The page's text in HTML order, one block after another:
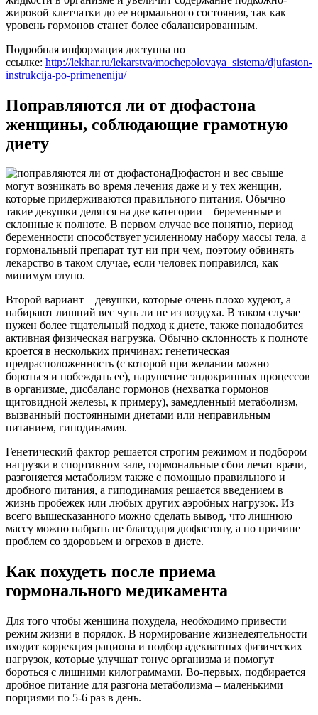
жировой клетчатки до ее нормального состояния, так как
уровень гормонов станет более сбалансированным.
Подробная информация доступна по
ссылке: http://lekhar.ru/lekarstva/mochepolovaya_sistema/djufaston-
instrukcija-po-primeneniju/
Поправляются ли от дюфастона
женщины, соблюдающие грамотную
диету
Дюфастон и вес свыше
могут возникать во время лечения даже и у тех женщин,
которые придерживаются правильного питания. Обычно
такие девушки делятся на две категории – беременные и
склонные к полноте. В первом случае все понятно, период
беременности способствует усиленному набору массы тела, а
гормональный препарат тут ни при чем, поэтому обвинять
лекарство в таком случае, если человек поправился, как
минимум глупо.
Второй вариант – девушки, которые очень плохо худеют, а
набирают лишний вес чуть ли не из воздуха. В таком случае
нужен более тщательный подход к диете, также понадобится
активная физическая нагрузка. Обычно склонность к полноте
кроется в нескольких причинах: генетическая
предрасположенность (с которой при желании можно
бороться и побеждать ее), нарушение эндокринных процессов
в организме, дисбаланс гормонов (нехватка гормонов
щитовидной железы, к примеру), замедленный метаболизм,
вызванный постоянными диетами или неправильным
питанием, гиподинамия.
Генетический фактор решается строгим режимом и подбором
нагрузки в спортивном зале, гормональные сбои лечат врачи,
разгоняется метаболизм также с помощью правильного и
дробного питания, а гиподинамия решается введением в
жизнь пробежек или любых других аэробных нагрузок. Из
всего вышесказанного можно сделать вывод, что лишнюю
массу можно набрать не благодаря дюфастону, а по причине
проблем со здоровьем и огрехов в диете.
Как похудеть после приема
гормонального медикамента
Для того чтобы женщина похудела, необходимо привести
режим жизни в порядок. В нормирование жизнедеятельности
входит коррекция рациона и подбор адекватных физических
нагрузок, которые улучшат тонус организма и помогут
бороться с лишними килограммами. Во-первых, подбирается
дробное питание для разгона метаболизма – маленькими
порциями по 5-6 раз в день.